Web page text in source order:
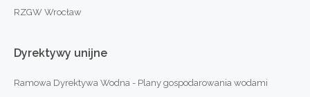
RZGW Wrocław
Dyrektywy unijne
Ramowa Dyrektywa Wodna - Plany gospodarowania wodami